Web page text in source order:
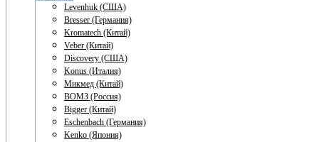
Levenhuk (США)
Bresser (Германия)
Kromatech (Китай)
Veber (Китай)
Discovery (США)
Konus (Италия)
Микмед (Китай)
ВОМЗ (Россия)
Bigger (Китай)
Eschenbach (Германия)
Kenko (Япония)